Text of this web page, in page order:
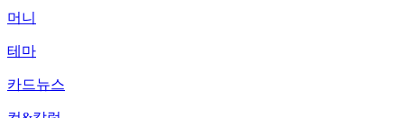
머니
테마
카드뉴스